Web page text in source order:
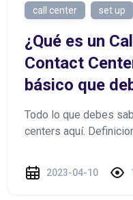
call center set up
¿Qué es un
Contact
básico que
Todo lo que debes
centers aquí.
2023-04-10